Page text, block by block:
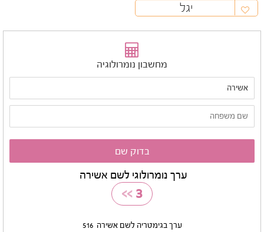
יגל
מחשבון נומרולוגיה
ערך נומרולוגי לשם אשירה
3
>>
ערך בגימטריה לשם אשירה 516